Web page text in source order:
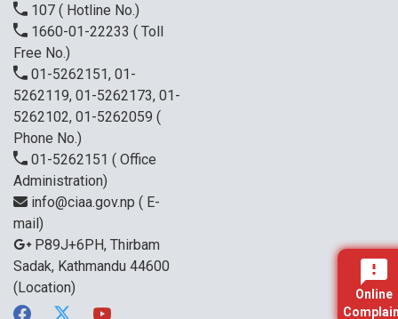
Online
107 ( Hotline No.)
1660-01-22233 ( Toll
Free No.)
01-5262151, 01-
5262119, 01-5262173, 01-
5262102, 01-5262059 (
Phone No.)
01-5262151 ( Office
Administration)
info@ciaa.gov.np ( E-
mail)
P89J+6PH, Thirbam
Sadak, Kathmandu 44600
(Location)